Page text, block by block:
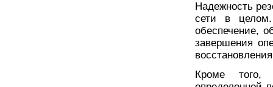
Надежность
сети в целом.
обеспечение,
завершения
Кроме того,